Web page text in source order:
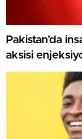
Pakistan’da
aksisi
çalan